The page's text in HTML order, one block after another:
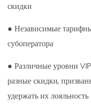
скидки
● Независимые
субоператора
● Различные уровни
разные скидки,
удержать их лояльность